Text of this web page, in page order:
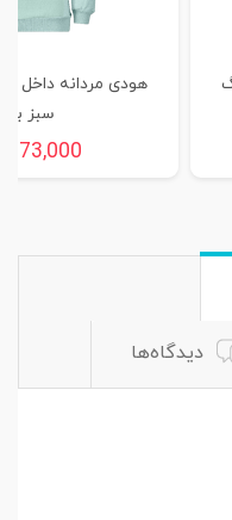
هودی مردانه داخل
سبز
673,000
دیدگاه‌ها